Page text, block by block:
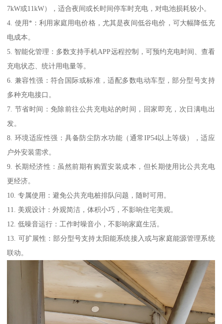
7kW或11kW），适合夜间或长时间停车时充电，对电池损耗较小。
4. 使用*：利用家庭用电价格，尤其是夜间低谷电价，可大幅降低充
电成本。
5. 智能化管理：多数支持手机APP远程控制，可预约充电时间、查看
充电状态、统计用电量等。
6. 兼容性强：符合国际或标准，适配多数电动车型，部分型号支持
多种充电接口。
7. 节省时间：免除前往公共充电站的时间，回家即充，次日满电出
发。
8. 环境适应性强：具备防尘防水功能（通常IP54以上等级），适应
户外安装需求。
9. 长期经济性：虽然前期有购置安装成本，但长期使用比公共充电
更经济。
10. 专属使用：避免公共充电桩排队问题，随时可用。
11. 美观设计：外观简洁，体积小巧，不影响住宅美观。
12. 低噪音运行：工作时噪音小，不影响家庭生活。
13. 可扩展性：部分型号支持太阳能系统接入或与家庭能源管理系统
联动。